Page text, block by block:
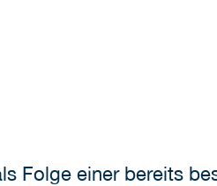
Folge einer bereits